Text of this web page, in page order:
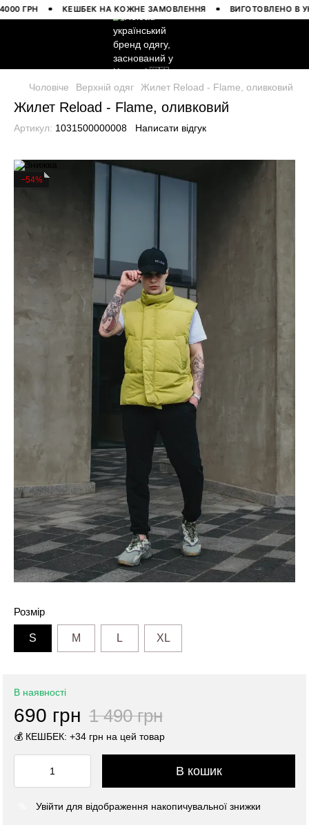
ГРН КЕШБЕК НА КОЖНЕ ЗАМОВЛЕННЯ ВИГОТОВЛЕНО В
Чоловіче Верхній одяг Жилет Reload - Flame, оливковий
Жилет Reload - Flame, оливковий
Артикул: 1031500000008 Написати відгук
−54%
Розмір
S M L XL
В наявності
690 грн 1 490 грн
💰 КЕШБЕК: +34 грн на цей товар
В кошик
Увійти для відображення накопичувальної знижки